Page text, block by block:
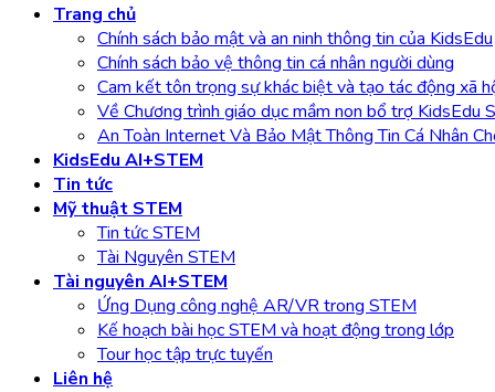
Trang chủ
Chính sách bảo mật và an ninh thông tin của KidsEdu
Chính sách bảo vệ thông tin cá nhân người dùng
Cam kết tôn trọng sự khác biệt và tạo tác động xã
Về Chương trình giáo dục mầm non bổ trợ KidsEdu
An Toàn Internet Và Bảo Mật Thông Tin Cá Nhân
KidsEdu AI+STEM
Tin tức
Mỹ thuật STEM
Tin tức STEM
Tài Nguyên STEM
Tài nguyên AI+STEM
Ứng Dụng công nghệ AR/VR trong STEM
Kế hoạch bài học STEM và hoạt động trong lớp
Tour học tập trực tuyến
Liên hệ